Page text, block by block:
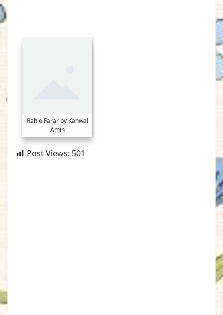
Rah e Farar by Kanwal
Amin
Post Views: 501